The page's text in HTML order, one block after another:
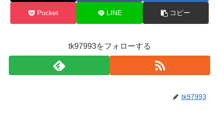
Pocket LINE コピー
tk97993をフォローする
tk97993